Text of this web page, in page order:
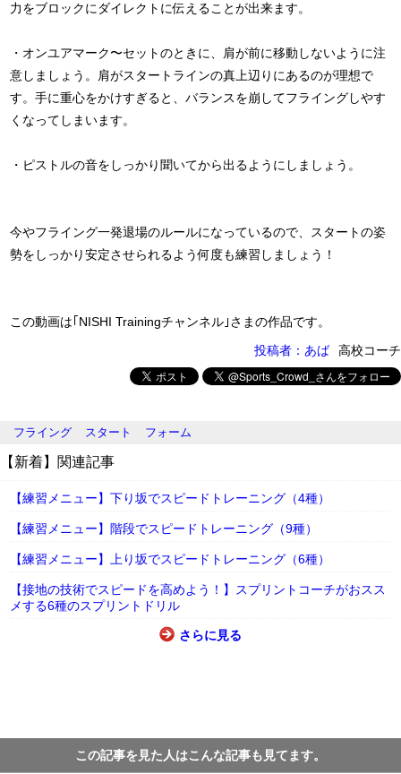
力をブロックにダイレクトに伝えることが出来ます。
・オンユアマーク〜セットのときに、肩が前に移動しないように注
意しましょう。肩がスタートラインの真上辺りにあるのが理想で
す。手に重心をかけすぎると、バランスを崩してフライングしやす
くなってしまいます。
・ピストルの音をしっかり聞いてから出るようにしましょう。
今やフライング一発退場のルールになっているので、スタートの姿
勢をしっかり安定させられるよう何度も練習しましょう！
この動画は｢NISHI Trainingチャンネル｣さまの作品です。
投稿者：あば
高校コーチ
フライング スタート フォーム
【新着】関連記事
【練習メニュー】下り坂でスピードトレーニング（4種）
【練習メニュー】階段でスピードトレーニング（9種）
【練習メニュー】上り坂でスピードトレーニング（6種）
【接地の技術でスピードを高めよう！】スプリントコーチがおスス
メする6種のスプリントドリル
さらに見る
この記事を見た人はこんな記事も見てます。